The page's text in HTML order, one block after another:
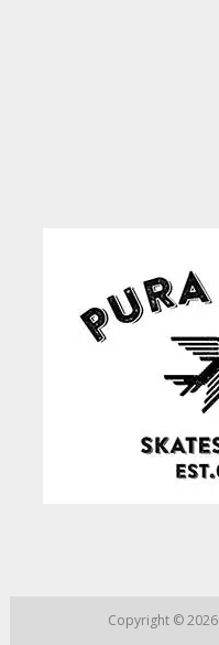
Copyright © 2026